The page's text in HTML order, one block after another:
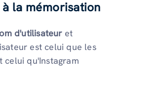
la mémorisation
d'utilisateuret
est celui que les
celui qu'Instagram